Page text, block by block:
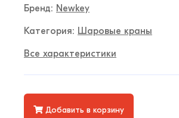
Бренд: Newkey
Категория: Шаровые краны
Все характеристики
Добавить в корзину